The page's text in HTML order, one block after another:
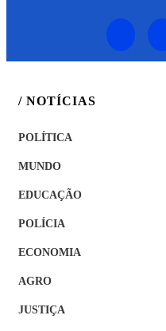
/ NOTÍCIAS
POLÍTICA
MUNDO
EDUCAÇÃO
POLÍCIA
ECONOMIA
AGRO
JUSTIÇA